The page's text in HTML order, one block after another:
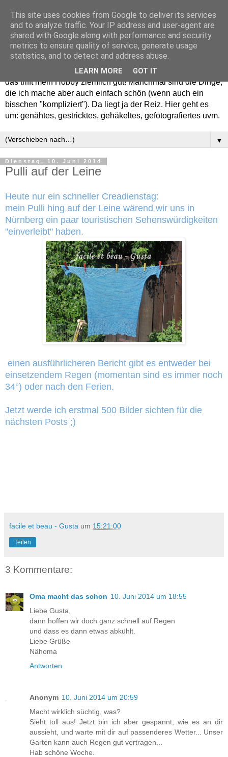
Willkommen in meinem "Wohnzimmer". Einfach und schön -
das trifft mein Hobby ziemlich gut! Manchmal sind die Dinge,
die ich mache aber auch einfach schön (wenn auch ein
bisschen "kompliziert"). Da liegt ja der Reiz. Hier geht es
um: genähtes, gestricktes, gehäkeltes, gefotografiertes uvm.
▼
Dienstag, 10. Juni 2014
Pulli auf der Leine
Heute nur ein schneller Creadienstag:
mein Pulli hing auf der Leine wärend wir uns in
Nürnberg ein paar touristischen Sehenswürdigkeiten
"einverleibt" haben.
einen ausführlicheren Bericht gibt es entweder bei
einsetzendem Regen (momentan sind es immer noch
34°) oder nach den Ferien.
Jetzt werde ich erstmal 500 Bilder sichten für die
nächsten Posts ;)
facile et beau - Gusta um 15:21:00
Teilen
3 Kommentare:
Oma macht das schon 10. Juni 2014 um 18:55
Liebe Gusta,
dann hoffen wir doch ganz schnell auf Regen
und dass es dann etwas abkühlt.
Liebe Grüße
Nähoma
Antworten
Anonym 10. Juni 2014 um 20:59
Macht wirklich süchtig, was?
Sieht toll aus! Jetzt bin ich aber gespannt, wie es an dir
aussieht, und warte mit dir auf passenderes Wetter... Unser
Garten kann auch Regen gut vertragen...
Hab schöne Woche.
This site uses cookies from Google to deliver its services
and to analyze traffic. Your IP address and user-agent are
shared with Google along with performance and security
metrics to ensure quality of service, generate usage
statistics, and to detect and address abuse.
LEARN MORE GOT IT